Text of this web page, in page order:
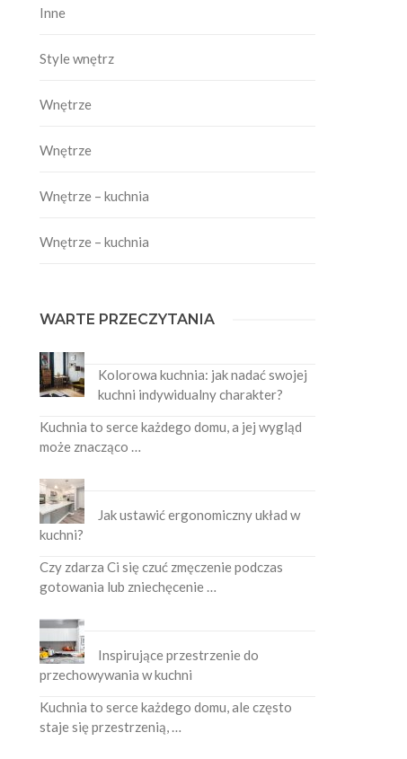
Inne
Style wnętrz
Wnętrze
Wnętrze
Wnętrze – kuchnia
Wnętrze – kuchnia
WARTE PRZECZYTANIA
Kolorowa kuchnia: jak nadać swojej
kuchni indywidualny charakter?
Kuchnia to serce każdego domu, a jej wygląd
może znacząco …
Jak ustawić ergonomiczny układ w
kuchni?
Czy zdarza Ci się czuć zmęczenie podczas
gotowania lub zniechęcenie …
Inspirujące przestrzenie do
przechowywania w kuchni
Kuchnia to serce każdego domu, ale często
staje się przestrzenią, …